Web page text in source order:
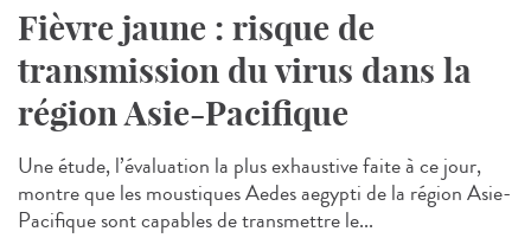
Fièvre jaune : risque de
transmission du virus dans la
région Asie-Pacifique
Une étude, l’évaluation la plus exhaustive faite à ce jour,
montre que les moustiques Aedes aegypti de la région Asie-
Pacifique sont capables de transmettre le...